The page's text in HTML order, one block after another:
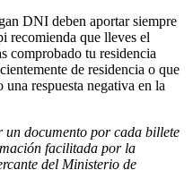
DNI deben aportar siempre
recomienda que lleves el
comprobado tu residencia
de residencia o que
una respuesta negativa en la
un documento por cada billete
facilitada por la
del Ministerio de